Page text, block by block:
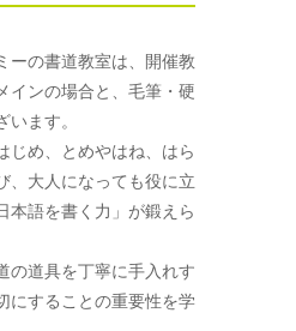
ーの書道教室は、開催教
インの場合と、毛筆・硬
ます。
じめ、とめやはね、はら
、大人になっても役に立
本語を書く力」が鍛えら
の道具を丁寧に手入れす
にすることの重要性を学